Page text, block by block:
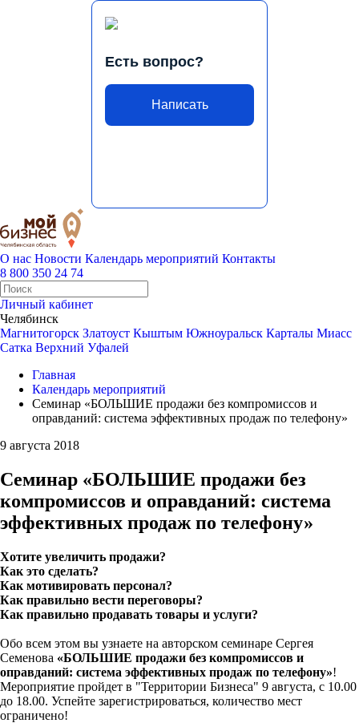
Есть вопрос?
Написать
О нас Новости Календарь мероприятий Контакты
8 800 350 24 74
Личный кабинет
Челябинск
Магнитогорск Златоуст Кыштым Южноуральск Карталы Миасс
Сатка Верхний Уфалей
Главная
Календарь мероприятий
Семинар «БОЛЬШИЕ продажи без компромиссов и
оправданий: система эффективных продаж по телефону»
9 августа 2018
Семинар «БОЛЬШИЕ продажи без
компромиссов и оправданий: система
эффективных продаж по телефону»
Хотите увеличить продажи?
Как это сделать?
Как мотивировать персонал?
Как правильно вести переговоры?
Как правильно продавать товары и услуги?
Обо всем этом вы узнаете на авторском семинаре Сергея
Семенова «БОЛЬШИЕ продажи без компромиссов и
оправданий: система эффективных продаж по телефону»!
Мероприятие пройдет в "Территории Бизнеса" 9 августа, с 10.00
до 18.00. Успейте зарегистрироваться, количество мест
ограничено!